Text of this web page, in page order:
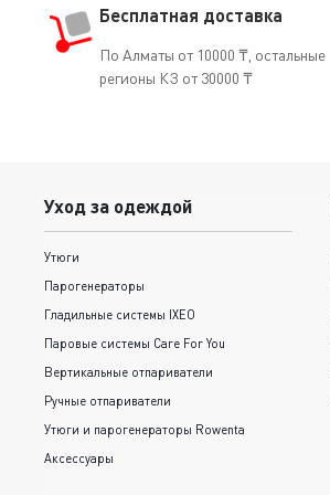
Бесплатная доставка
По Алматы от 10000 ₸, остальные
регионы КЗ от 30000 ₸
Уход за одеждой
Утюги
Парогенераторы
Гладильные системы IXEO
Паровые системы Care For You
Вертикальные отпариватели
Ручные отпариватели
Утюги и парогенераторы Rowenta
Аксессуары